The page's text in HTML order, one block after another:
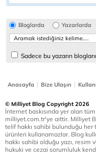
Bloglarda Yazarlarda
Sadece bu yazarın
Anasayfa | Bize Ulaşın |
© Milliyet Blog Copyright 2026
İnternet baskısında yer alan
milliyet.com.tr'ye aittir. Milliyet
telif hakkı sahibi bulunduğu
ürünleri kullanamazlar. Blog
hakkı sahibi olduğu yazı, resim
hukuki ve cezai sorumluluk